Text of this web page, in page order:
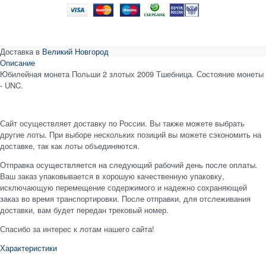
Доставка в Великий Новгород
Описание
Юбилейная монета Польши 2 злотых 2009 Тшебница. Состояние монеты
- UNC.
Сайт осуществляет доставку по России. Вы также можете выбрать
другие лоты. При выборе нескольких позиций вы можете сэкономить на
доставке, так как лоты объединяются.
Отправка осуществляется на следующий рабочий день после оплаты.
Ваш заказ упаковывается в хорошую качественную упаковку,
исключающую перемещение содержимого и надежно сохраняющей
заказ во время транспортировки. После отправки, для отслеживания
доставки, вам будет передан трековый номер.
Спасибо за интерес к лотам нашего сайта!
Характеристики